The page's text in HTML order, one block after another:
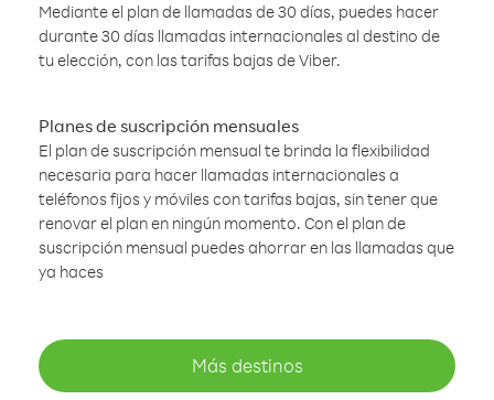
Mediante el plan de llamadas de 30 días, puedes hacer
durante 30 días llamadas internacionales al destino de
tu elección, con las tarifas bajas de Viber.
Planes de suscripción mensuales
El plan de suscripción mensual te brinda la flexibilidad
necesaria para hacer llamadas internacionales a
teléfonos fijos y móviles con tarifas bajas, sin tener que
renovar el plan en ningún momento. Con el plan de
suscripción mensual puedes ahorrar en las llamadas que
ya haces
Más destinos